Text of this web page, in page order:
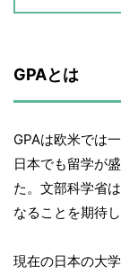
GPAとは
GPAは欧米では
日本でも留学が
た。文部科学省
なることを期待し
現在の日本の大